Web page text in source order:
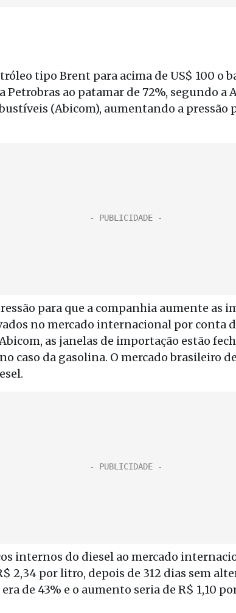
tipo Brent para acima de US$ 100 o
Petrobras ao patamar de 72%, segundo a
(Abicom), aumentando a pressão
para que a companhia aumente as
no mercado internacional por conta
as janelas de importação estão
caso da gasolina. O mercado brasileiro
internos do diesel ao mercado
2,34 por litro, depois de 312 dias sem
de 43% e o aumento seria de R$ 1,10